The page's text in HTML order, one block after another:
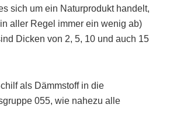
sich um ein Naturprodukt handelt,
aller Regel immer ein wenig ab)
Dicken von 2, 5, 10 und auch 15
als Dämmstoff in die
055, wie nahezu alle